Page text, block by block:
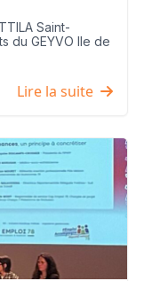
Saint-
du GEYVO Ile de
Lire la suite